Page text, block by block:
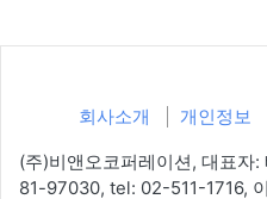
회사소개 개인정보
(주)비앤오코퍼레이션, 대표자
81-97030, tel: 02-511-1716,